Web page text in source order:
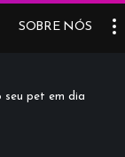
SOBRE NÓS
seu pet em dia